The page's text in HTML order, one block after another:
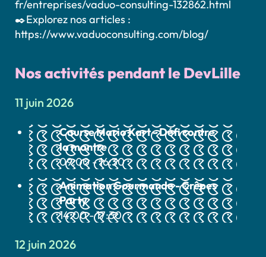
fr/entreprises/vaduo-consulting-132862.html
✒️Explorez nos articles :
https://www.vaduoconsulting.com/blog/
Nos activités pendant le DevLille
11 juin 2026
Course Mario Kart - Défi contre
la montre
09:00 - 16:30
Animation Gourmande - Crêpes
Party
14:00 - 17:30
12 juin 2026